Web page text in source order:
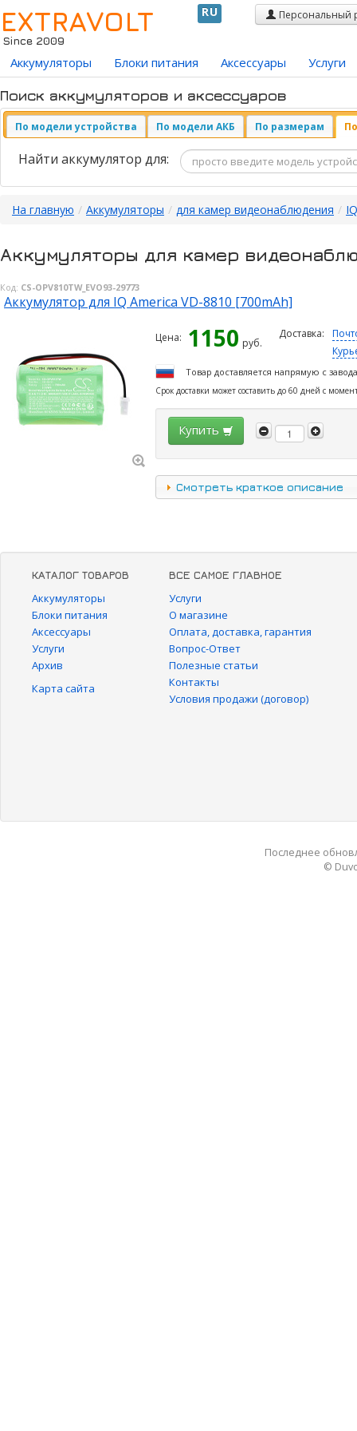
EXTRAVOLT
Since 2009
RU Персональный
Аккумуляторы Блоки питания Аксессуары Услуги
Поиск аккумуляторов и аксессуаров
По модели устройства По модели АКБ По размерам
Найти аккумулятор для:
На главную / Аккумуляторы / для камер видеонаблюдения /
Аккумуляторы для камер
Код: CS-OPV810TW_EVO93-29773
Аккумулятор для IQ America VD-8810 [700mAh]
Цена: 1150 руб.
Доставка:
Товар доставляется напрямую с
Срок доставки может составить до 60 дней с
Купить
Смотреть краткое описание
КАТАЛОГ ТОВАРОВ
Аккумуляторы
Блоки питания
Аксессуары
Услуги
Архив
Карта сайта
ВСЕ САМОЕ ГЛАВНОЕ
Услуги
О магазине
Оплата, доставка, гарантия
Вопрос-Ответ
Полезные статьи
Контакты
Условия продажи (договор)
Последнее
©